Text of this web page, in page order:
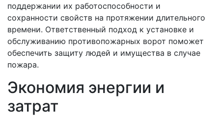
поддержании их работоспособности и
сохранности свойств на протяжении длительного
времени. Ответственный подход к установке и
обслуживанию противопожарных ворот поможет
обеспечить защиту людей и имущества в случае
пожара.
Экономия энергии и
затрат